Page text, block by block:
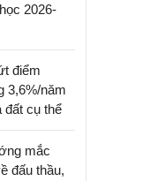
2026-
điểm
3,6%/năm
đất cụ thể
mắc
đấu thầu,